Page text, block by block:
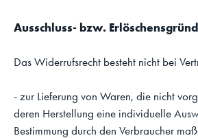
Ausschluss- bzw.
Das Widerrufsrecht besteht nicht bei
- zur Lieferung von Waren, die nicht
deren Herstellung eine individuelle
Bestimmung durch den Verbraucher